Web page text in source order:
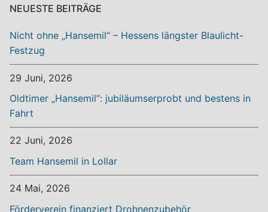
NEUESTE BEITRÄGE
Nicht ohne „Hansemil“ – Hessens längster Blaulicht-
Festzug
29 Juni, 2026
Oldtimer „Hansemil“: jubiläumserprobt und bestens in
Fahrt
22 Juni, 2026
Team Hansemil in Lollar
24 Mai, 2026
Förderverein finanziert Drohnenzubehör